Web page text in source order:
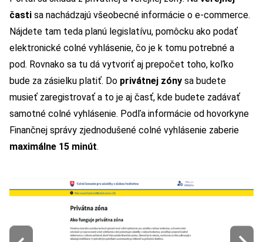
časti sa nachádzajú všeobecné informácie o e-commerce.
Nájdete tam teda planú legislatívu, pomôcku ako podať
elektronické colné vyhlásenie, čo je k tomu potrebné a
pod. Rovnako sa tu dá vytvoriť aj prepočet toho, koľko
bude za zásielku platiť. Do privátnej zóny sa budete
musieť zaregistrovať a to je aj časť, kde budete zadávať
samotné colné vyhlásenie. Podľa informácie od hovorkyne
Finančnej správy zjednodušené colné vyhlásenie zaberie
maximálne 15 minút.